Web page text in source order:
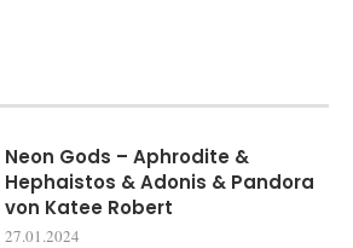
Neon Gods – Aphrodite &
Hephaistos & Adonis & Pandora
von Katee Robert
27.01.2024